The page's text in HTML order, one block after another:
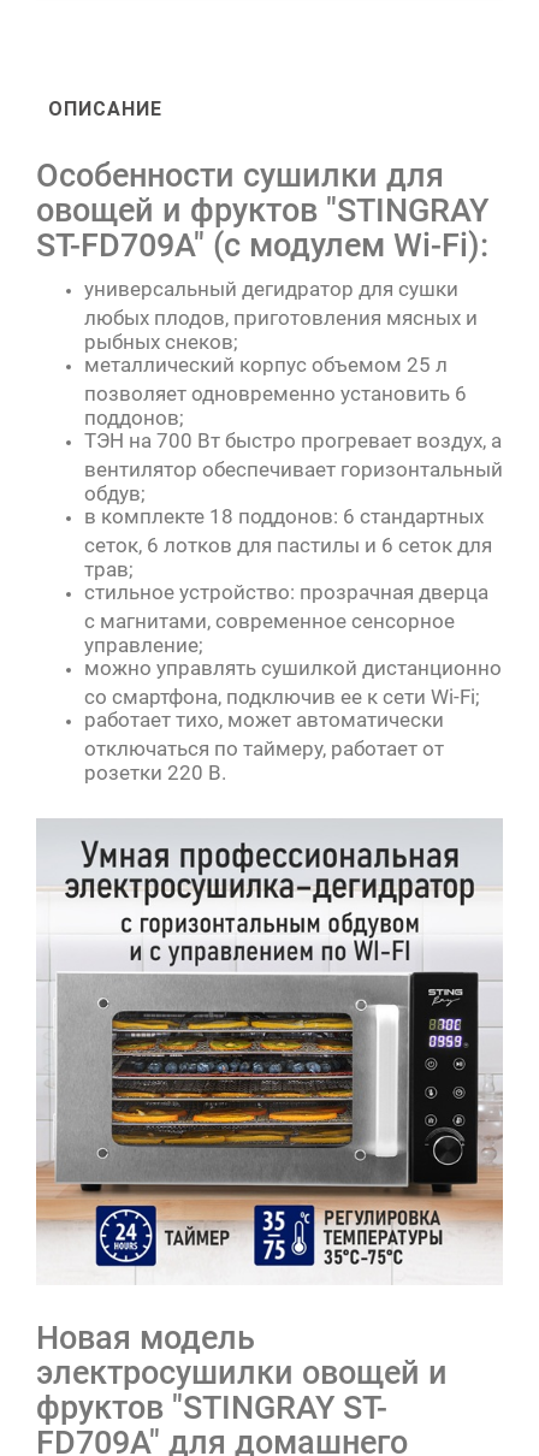
ОПИСАНИЕ
Особенности сушилки для
овощей и фруктов "STINGRAY
ST-FD709A" (с модулем Wi-Fi):
универсальный дегидратор для сушки
любых плодов, приготовления мясных и
рыбных снеков;
металлический корпус объемом 25 л
позволяет одновременно установить 6
поддонов;
ТЭН на 700 Вт быстро прогревает воздух, а
вентилятор обеспечивает горизонтальный
обдув;
в комплекте 18 поддонов: 6 стандартных
сеток, 6 лотков для пастилы и 6 сеток для
трав;
стильное устройство: прозрачная дверца
с магнитами, современное сенсорное
управление;
можно управлять сушилкой дистанционно
со смартфона, подключив ее к сети Wi-Fi;
работает тихо, может автоматически
отключаться по таймеру, работает от
розетки 220 В.
Новая модель
электросушилки овощей и
фруктов "STINGRAY ST-
FD709A" для домашнего